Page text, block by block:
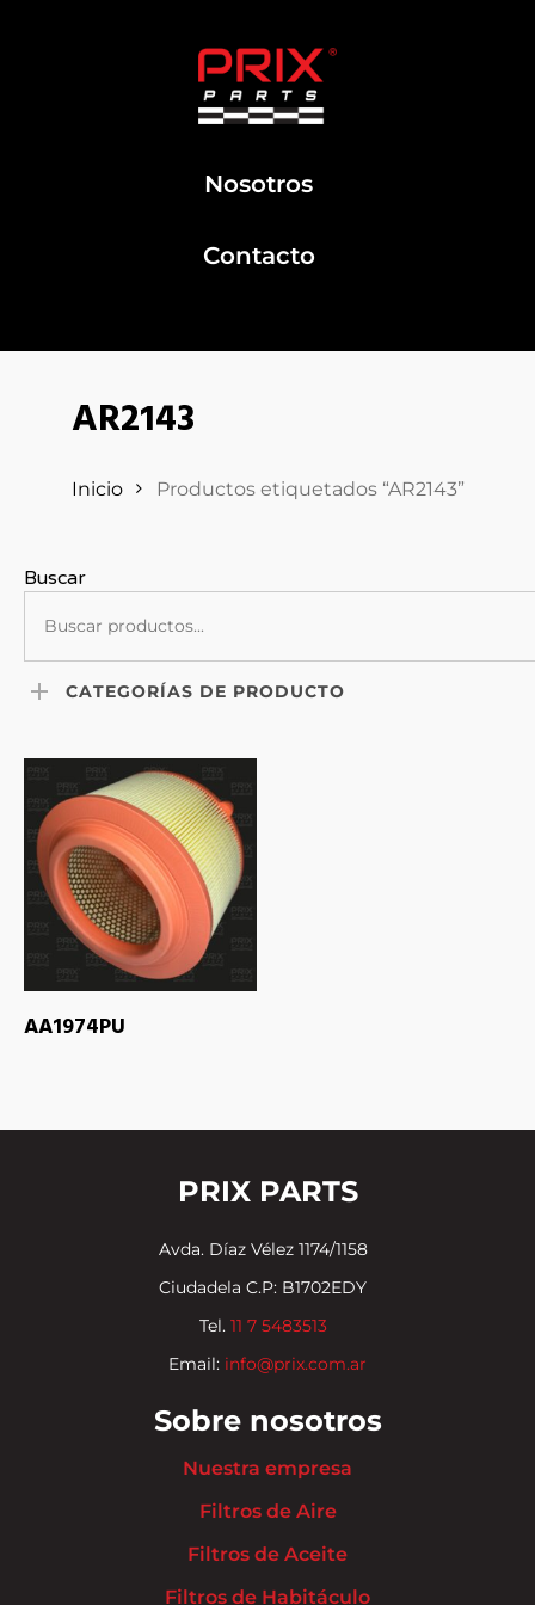
Nosotros
Contacto
AR2143
Inicio Productos etiquetados “AR2143”
Buscar
CATEGORÍAS DE PRODUCTO
LEER MÁS
AA1974PU
PRIX PARTS
Avda. Díaz Vélez 1174/1158
Ciudadela C.P: B1702EDY
Tel. 11 7 5483513
Email: info@prix.com.ar
Sobre nosotros
Nuestra empresa
Filtros de Aire
Filtros de Aceite
Filtros de Habitáculo